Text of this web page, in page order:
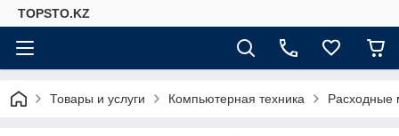
TOPSTO.KZ
Товары и услуги Компьютерная техника Расходные